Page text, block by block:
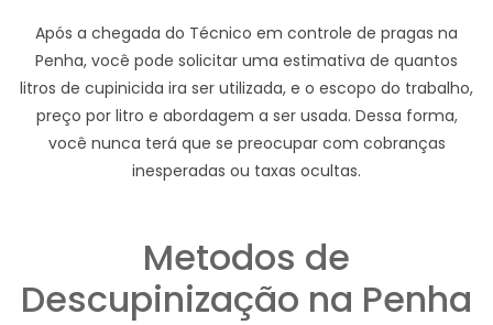
Após a chegada do Técnico em controle de pragas na
Penha, você pode solicitar uma estimativa de quantos
litros de cupinicida ira ser utilizada, e o escopo do trabalho,
preço por litro e abordagem a ser usada. Dessa forma,
você nunca terá que se preocupar com cobranças
inesperadas ou taxas ocultas.
Metodos de
Descupinização na Penha